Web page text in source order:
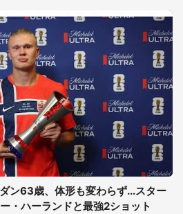
ン63歳、体形も変わらず...スター
・ハーランドと最強2ショット